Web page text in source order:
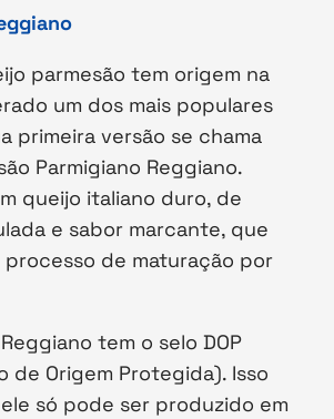
parmesão tem origem na
um dos mais populares
primeira versão se chama
Parmigiano Reggiano.
queijo italiano duro, de
e sabor marcante, que
processo de maturação por
tem o selo DOP
de Origem Protegida). Isso
só pode ser produzido em